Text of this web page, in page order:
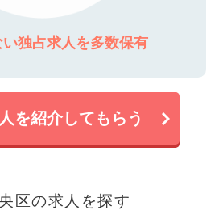
独占求人を多数保有
を紹介してもらう
区の求人を探す